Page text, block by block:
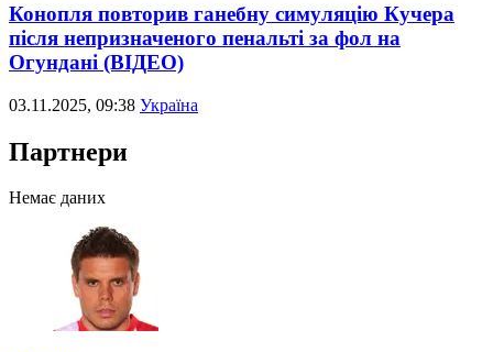
Конопля повторив ганебну симуляцію Кучера
після непризначеного пенальті за фол на
Огундані (ВІДЕО)
03.11.2025, 09:38 Україна
Партнери
Немає даних